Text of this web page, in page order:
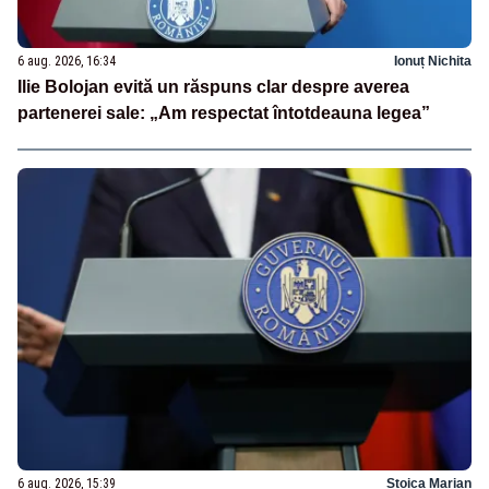
6 aug. 2026, 16:34 Ionuț Nichita
Ilie Bolojan evită un răspuns clar despre averea
partenerei sale: „Am respectat întotdeauna legea”
6 aug. 2026, 15:39 Stoica Marian